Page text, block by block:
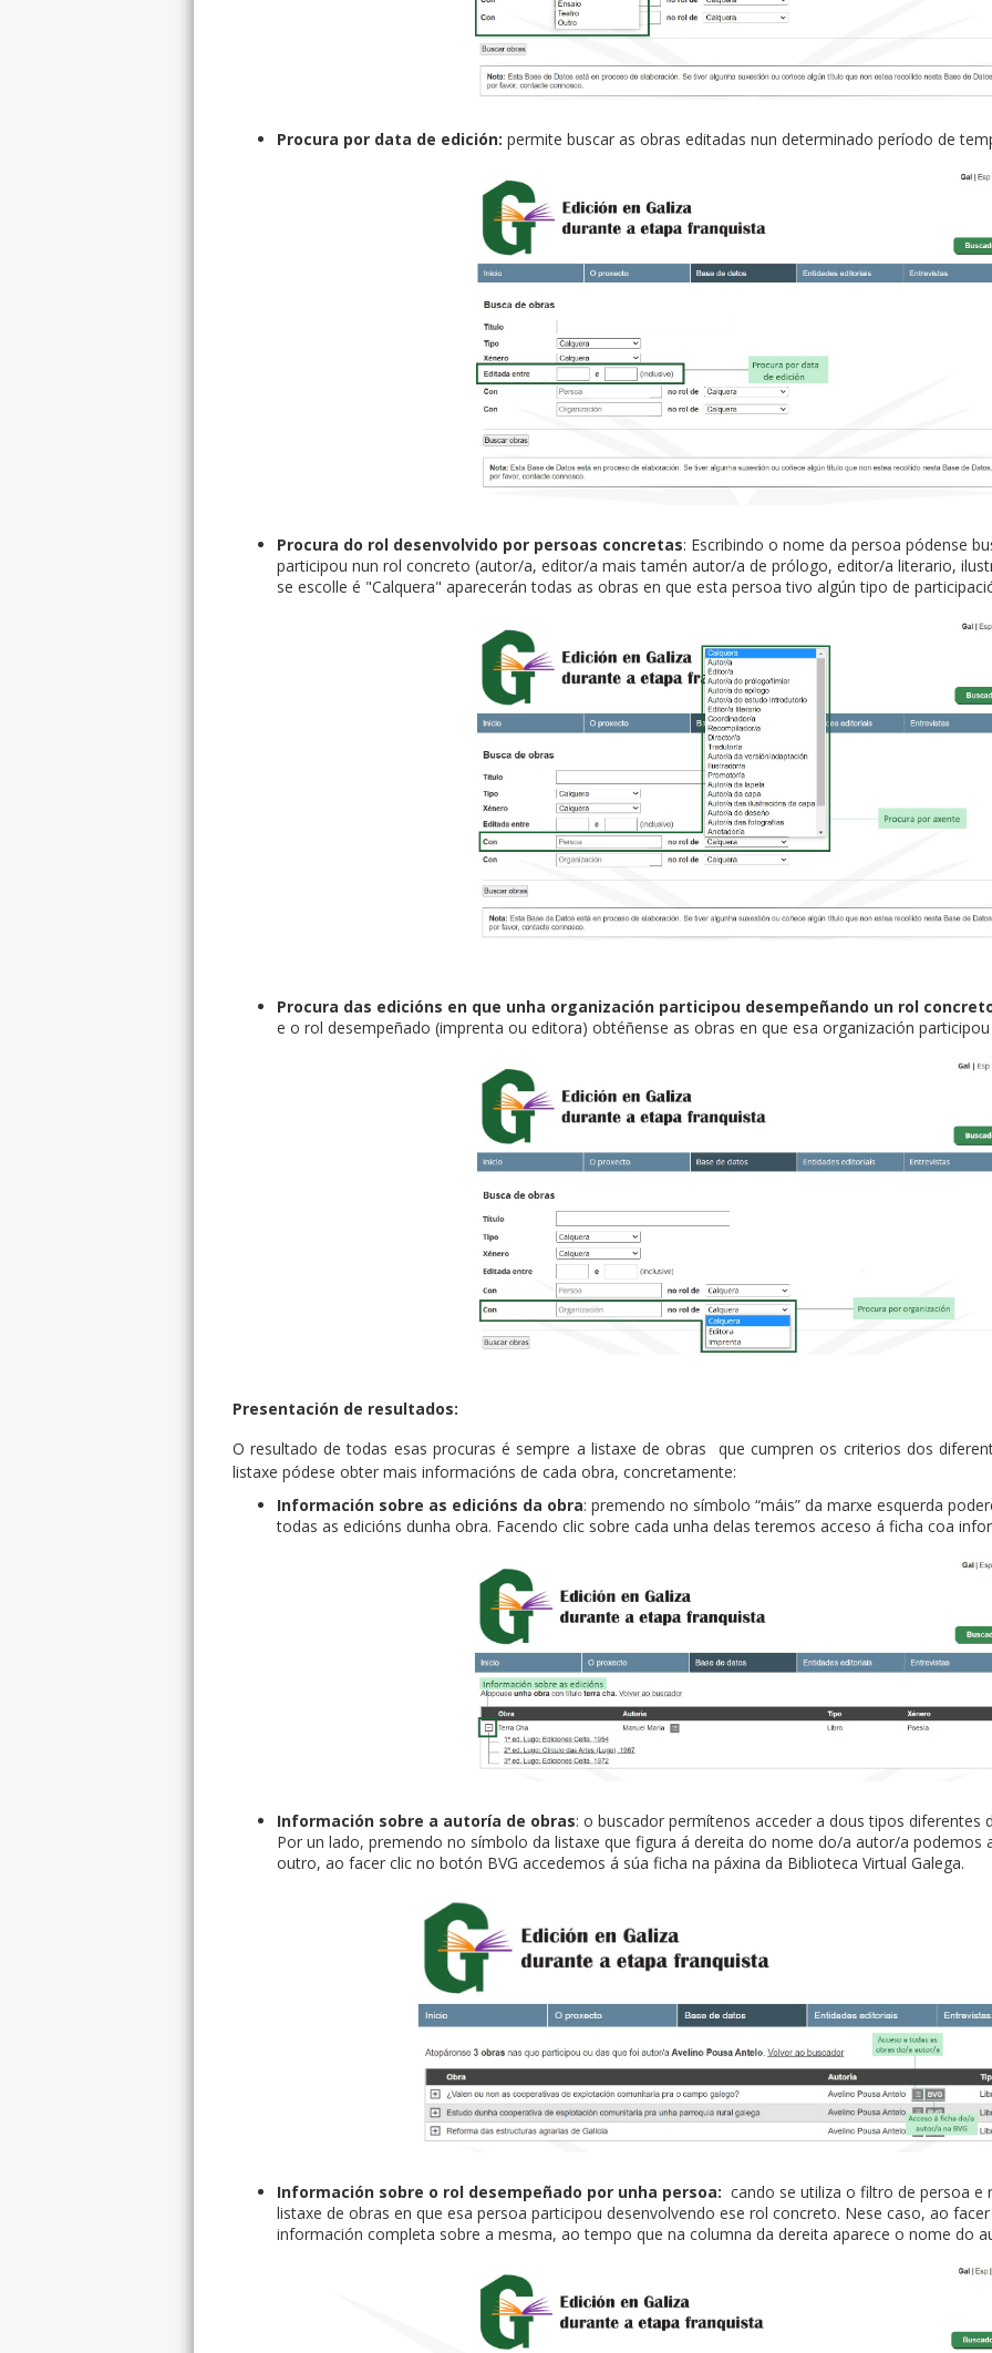
Procura por data de edición: permite buscar as obras editadas nun determinado período de
Procura do rol desenvolvido por persoas concretas: Escribindo o nome da persoa pódense
participou nun rol concreto (autor/a, editor/a mais tamén autor/a de prólogo, editor/a literario,
se escolle é "Calquera" aparecerán todas as obras en que esta persoa tivo algún tipo de
Procura das edicións en que unha organización participou desempeñando un rol
e o rol desempeñado (imprenta ou editora) obtéñense as obras en que esa organización
Presentación de resultados:
O resultado de todas esas procuras é sempre a listaxe de obras que cumpren os criterios dos
listaxe pódese obter mais informacións de cada obra, concretamente:
Información sobre as edicións da obra: premendo no símbolo “máis” da marxe esquerda
todas as edicións dunha obra. Facendo clic sobre cada unha delas teremos acceso á ficha coa
Información sobre a autoría de obras: o buscador permítenos acceder a dous tipos diferentes
Por un lado, premendo no símbolo da listaxe que figura á dereita do nome do/a autor/a podemos
outro, ao facer clic no botón BVG accedemos á súa ficha na páxina da Biblioteca Virtual Galega.
Información sobre o rol desempeñado por unha persoa: cando se utiliza o filtro de persoa
listaxe de obras en que esa persoa participou desenvolvendo ese rol concreto. Nese caso, ao
información completa sobre a mesma, ao tempo que na columna da dereita aparece o nome do